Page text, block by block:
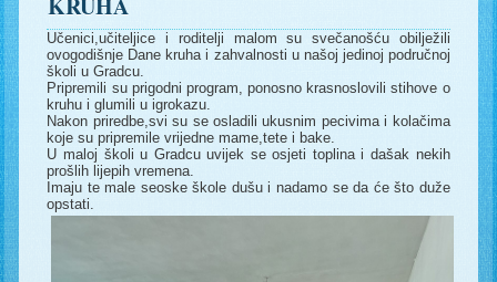
Učenici,učiteljice i roditelji malom su svečanošću obilježili
ovogodišnje Dane kruha i zahvalnosti u našoj jedinoj područnoj
školi u Gradcu.
Pripremili su prigodni program, ponosno krasnoslovili stihove o
kruhu i glumili u igrokazu.
Nakon priredbe,svi su se osladili ukusnim pecivima i kolačima
koje su pripremile vrijedne mame,tete i bake.
U maloj školi u Gradcu uvijek se osjeti toplina i dašak nekih
prošlih lijepih vremena.
Imaju te male seoske škole dušu i nadamo se da će što duže
opstati.